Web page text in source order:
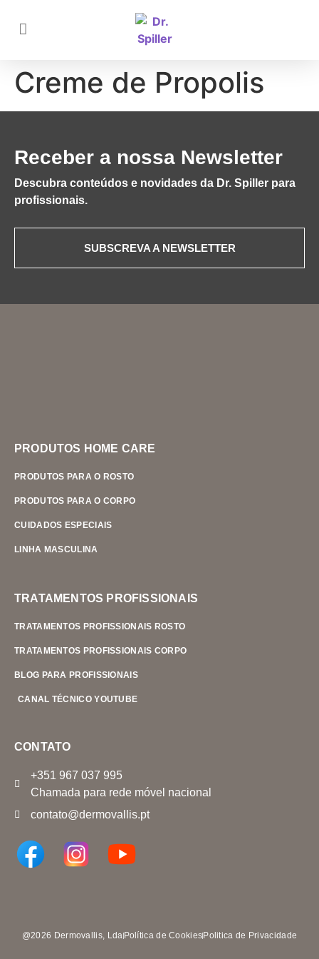
Creme de Propolis
Receber a nossa Newsletter
Descubra conteúdos e novidades da Dr. Spiller para
profissionais.
SUBSCREVA A NEWSLETTER
PRODUTOS HOME CARE
PRODUTOS PARA O ROSTO
PRODUTOS PARA O CORPO
CUIDADOS ESPECIAIS
LINHA MASCULINA
TRATAMENTOS PROFISSIONAIS
TRATAMENTOS PROFISSIONAIS ROSTO
TRATAMENTOS PROFISSIONAIS CORPO
BLOG PARA PROFISSIONAIS
CANAL TÉCNICO YOUTUBE
CONTATO
+351 967 037 995
Chamada para rede móvel nacional
contato@dermovallis.pt
@2026 Dermovallis, LdaPolítica de CookiesPolitica de Privacidade